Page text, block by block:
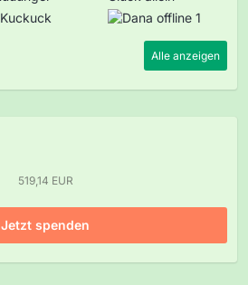
Alle anzeigen
519,14 EUR
Jetzt spenden